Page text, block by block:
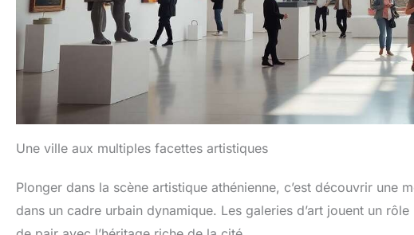
Une ville aux multiples facettes artistiques
Plonger dans la scène artistique athénienne, c’est découvrir une
dans un cadre urbain dynamique. Les galeries d’art jouent un